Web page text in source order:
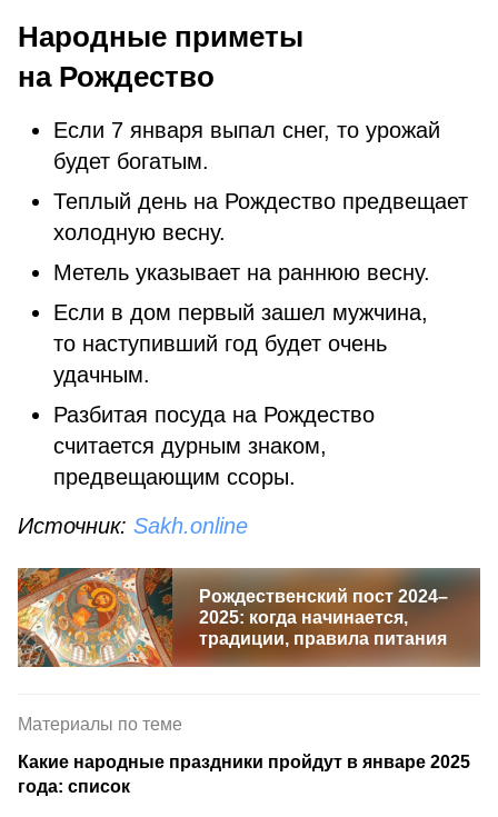
Народные приметы
на Рождество
Если 7 января выпал снег, то урожай
будет богатым.
Теплый день на Рождество предвещает
холодную весну.
Метель указывает на раннюю весну.
Если в дом первый зашел мужчина,
то наступивший год будет очень
удачным.
Разбитая посуда на Рождество
считается дурным знаком,
предвещающим ссоры.
Источник: Sakh.online
Рождественский пост 2024–
2025: когда начинается,
традиции, правила питания
Материалы по теме
Какие народные праздники пройдут в январе 2025
года: список